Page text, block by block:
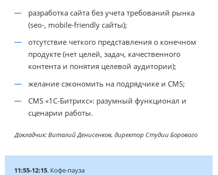
разработка сайта без учета требований рынка
(seo-, mobile-friendly сайты);
отсутствие четкого представления о конечном
продукте (нет целей, задач, качественного
контента и понятия целевой аудитории);
желание сэкономить на подрядчике и CMS;
CMS «1С-Битрикс»: разумный функционал и
сценарии работы.
Докладчик: Виталий Денисенков, директор Студии Борового
11:55-12:15. Кофе-пауза